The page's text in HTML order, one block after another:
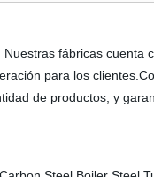
fábricas cuenta
para los
de productos, y